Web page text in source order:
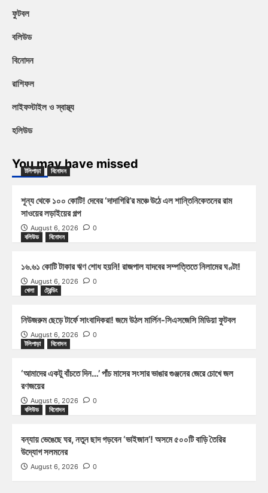
ফুটবল
বলিউড
বিনোদন
রাশিফল
লাইফস্টাইল ও স্বাস্থ্য
হলিউড
You may have missed
টলিপাড়া বিনোদন
শূন্য থেকে ১০০ কোটি! দেবের ‘দাদাগিরি’র মঞ্চে উঠে এল শান্তিনিকেতনের রাম
সাওয়ের লড়াইয়ের গল্প
August 6, 2026
0
বলিউড
বিনোদন
১৬.৬১ কোটি টাকার ঋণ শোধ হয়নি! রাজপাল যাদবের সম্পত্তিতে নিলামের ঘণ্টা!
August 6, 2026
0
খেলা
ট্রেন্ডিং
নিউজরুম ছেড়ে টার্ফে সাংবাদিকরা! জমে উঠল মার্লিন-সিএসজেসি মিডিয়া ফুটবল
August 6, 2026
0
টলিপাড়া
বিনোদন
‘আমাদের একটু বাঁচতে দিন…’ পাঁচ মাসের সংসার ভাঙার গুঞ্জনের জেরে চোখে জল
রণজয়ের
August 6, 2026
0
বলিউড
বিনোদন
বন্যায় ভেঙেছে ঘর, নতুন ছাদ গড়বেন ‘ভাইজান’! অসমে ৫০০টি বাড়ি তৈরির
উদ্যোগ সলমনের
August 6, 2026 0